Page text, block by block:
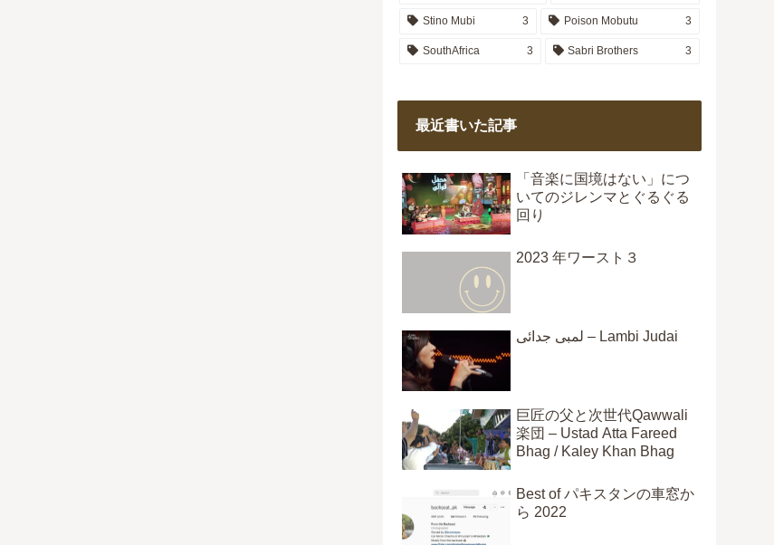
Stino Mubi 3 Poison Mobutu 3
SouthAfrica 3 Sabri Brothers 3
最近書いた記事
「音楽に国境はない」につ
いてのジレンマとぐるぐる
回り
2023 年ワースト３
لمبی جدائی – Lambi Judai
巨匠の父と次世代Qawwali
楽団 – Ustad Atta Fareed
Bhag / Kaley Khan Bhag
Best of パキスタンの車窓か
ら 2022